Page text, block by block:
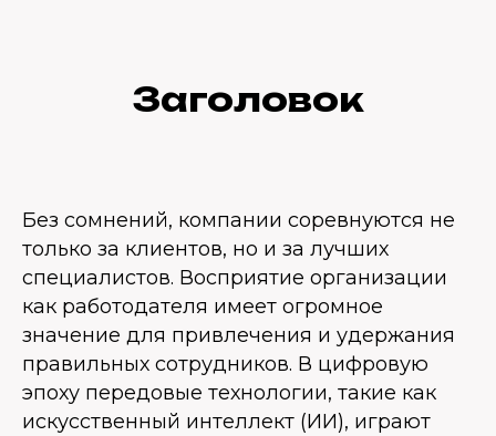
Заголовок
Без сомнений, компании соревнуются не
только за клиентов, но и за лучших
специалистов. Восприятие организации
как работодателя имеет огромное
значение для привлечения и удержания
правильных сотрудников. В цифровую
эпоху передовые технологии, такие как
искусственный интеллект (ИИ), играют